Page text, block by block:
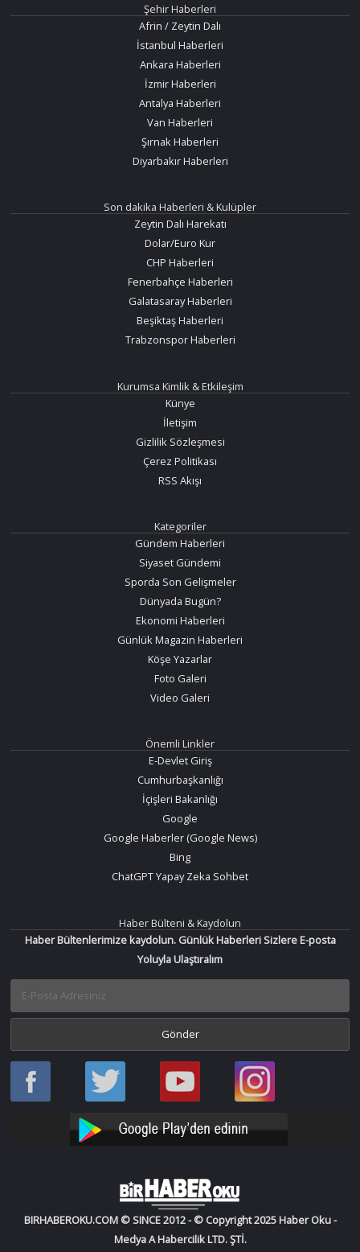
Şehir Haberleri
Afrin / Zeytin Dalı
İstanbul Haberleri
Ankara Haberleri
İzmir Haberleri
Antalya Haberleri
Van Haberleri
Şırnak Haberleri
Diyarbakır Haberleri
Son dakika Haberleri & Kulüpler
Zeytin Dalı Harekatı
Dolar/Euro Kur
CHP Haberleri
Fenerbahçe Haberleri
Galatasaray Haberleri
Beşiktaş Haberleri
Trabzonspor Haberleri
Kurumsa Kimlik & Etkileşim
Künye
İletişim
Gizlilik Sözleşmesi
Çerez Politikası
RSS Akışı
Kategoriler
Gündem Haberleri
Siyaset Gündemi
Sporda Son Gelişmeler
Dünyada Bugün?
Ekonomi Haberleri
Günlük Magazin Haberleri
Köşe Yazarlar
Foto Galeri
Video Galeri
Önemli Linkler
E-Devlet Giriş
Cumhurbaşkanlığı
İçişleri Bakanlığı
Google
Google Haberler (Google News)
Bing
ChatGPT Yapay Zeka Sohbet
Haber Bülteni & Kaydolun
Haber Bültenlerimize kaydolun. Günlük Haberleri Sizlere E-posta
Yoluyla Ulaştıralım
Haber
Oku
Haber
Oku
Bir
Haber
YouTube
Bir
Haber
Instagram
BIRHABEROKU.COM © SINCE 2012 - © Copyright 2025 Haber Oku -
Medya A Habercilik LTD. ŞTİ.